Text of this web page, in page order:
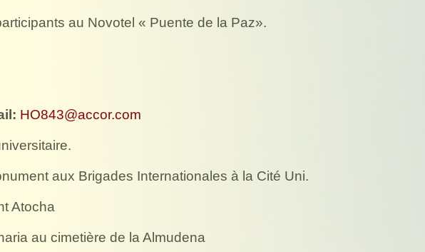
au Novotel « Puente de la Paz».
HO843@accor.com
aux Brigades Internationales à la Cité Uni.
Atocha
au cimetière de la Almudena